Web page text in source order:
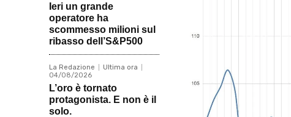
Ieri un grande
operatore ha
scommesso milioni sul
ribasso dell’S&P500
La Redazione
Ultima ora
04/08/2026
L’oro è tornato
protagonista. E non è il
solo.